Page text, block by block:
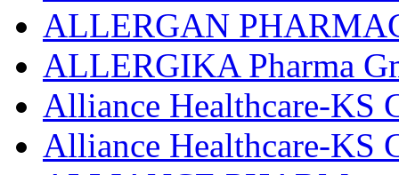
ALLERGAN
ALLERGIKA Pharma
Alliance Healthcare-KS
Alliance Healthcare-KS